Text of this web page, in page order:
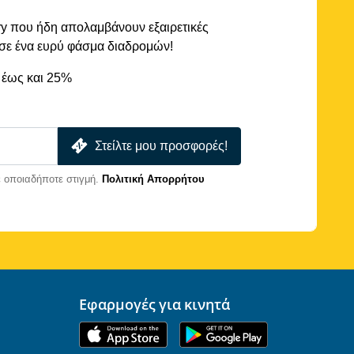
που ήδη απολαμβάνουν εξαιρετικές
ένα ευρύ φάσμα διαδρομών!
και 25%
Στείλτε μου προσφορές!
στιγμή. Πολιτική Απορρήτου
Εφαρμογές για κινητά